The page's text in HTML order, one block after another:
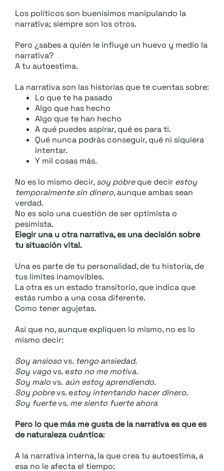
Los políticos son buenísimos manipulando la
narrativa; siempre son los otros.
Pero ¿sabes a quién le influye un huevo y medio la
narrativa?
A tu autoestima.
La narrativa son las historias que te cuentas sobre:
Lo que te ha pasado
Algo que has hecho
Algo que te han hecho
A qué puedes aspirar, qué es para ti.
Qué nunca podrás conseguir, qué ni siquiera
intentar.
Y mil cosas más.
No es lo mismo decir, soy pobreque decir estoy
temporalmente sin dinero,aunque ambas sean
verdad.
No es solo una cuestión de ser optimista o
pesimista.
Elegir una u otra narrativa, es una decisión sobre
tu situación vital.
Una es parte de tu personalidad, de tu historia, de
tus límites inamovibles.
La otra es un estado transitorio, que indica que
estás rumbo a una cosa diferente.
Como tener agujetas.
Así que no, aunque expliquen lo mismo, no es lo
mismo decir:
Soy ansiosovs. tengo ansiedad.
Soy vagovs. esto no me motiva.
Soy malovs. aún estoy aprendiendo.
Soy pobrevs. estoy intentando hacer dinero.
Soy fuertevs. me siento fuerte ahora
Pero lo que más me gusta de la narrativa es que es
de naturaleza cuántica:
A la narrativa interna, la que crea tu autoestima, a
esa no le afecta el tiempo: